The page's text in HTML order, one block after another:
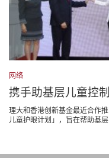
网络
携手助基层儿童控
理大和香港创新基金最近合作
儿童护眼计划」，旨在帮助基